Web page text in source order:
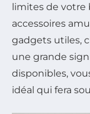
limites de votre
accessoires
gadgets utiles,
une grande
disponibles,
idéal qui fera